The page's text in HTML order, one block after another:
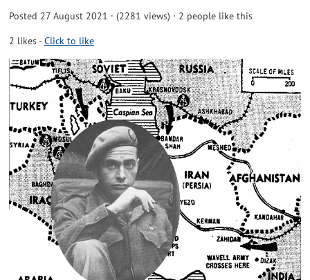
Posted 27 August 2021 · (2281 views) · 2 people like this
2 likes-Click to like